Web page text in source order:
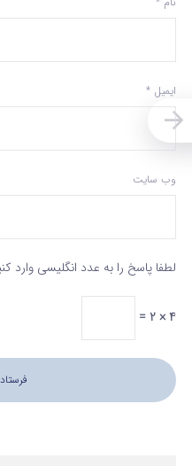
ایمیل *
وب‌ سایت
لطفا پاسخ را به عدد انگلیسی وارد
4 × 2 =